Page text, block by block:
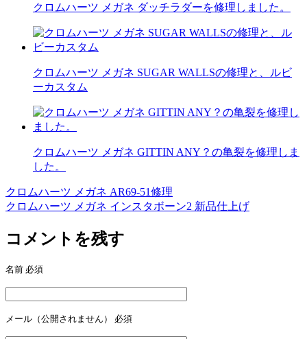
クロムハーツ メガネ ダッチラダーを修理しました。
クロムハーツ メガネ SUGAR WALLSの修理と、ルビ
ーカスタム
クロムハーツ メガネ GITTIN ANY？の亀裂を修理しま
した。
投
稿
ナ
ビ
ゲ
ー
シ
クロムハーツ メガネ AR69-51修理
クロムハーツ メガネ インスタボーン2 新品仕上げ
コメントを残す
名前 必須
メール（公開されません） 必須